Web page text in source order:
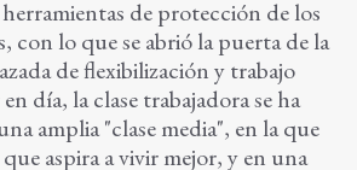
de protección de los
con lo que se abrió la puerta de la
de flexibilización y trabajo
día, la clase trabajadora se ha
amplia "clase media", en la que
aspira a vivir mejor, y en una